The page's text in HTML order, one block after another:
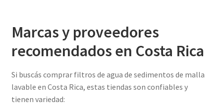
Marcas y proveedores
recomendados en Costa Rica
Si buscás comprar filtros de agua de sedimentos de malla
lavable en Costa Rica, estas tiendas son confiables y
tienen variedad: